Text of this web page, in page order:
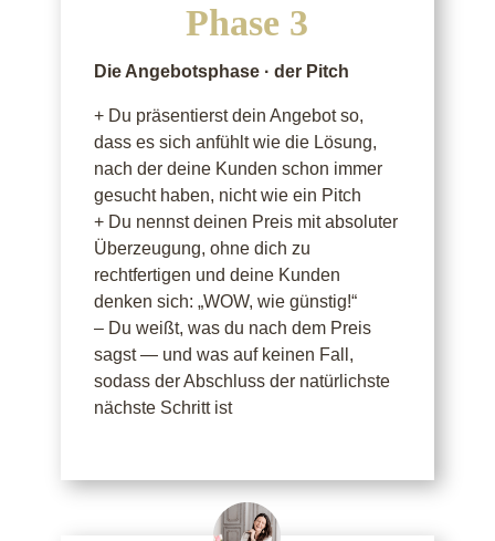
Phase 3
Die Angebotsphase · der Pitch
+ Du präsentierst dein Angebot so,
dass es sich anfühlt wie die Lösung,
nach der deine Kunden schon immer
gesucht haben, nicht wie ein Pitch
+ Du nennst deinen Preis mit absoluter
Überzeugung, ohne dich zu
rechtfertigen und deine Kunden
denken sich: „WOW, wie günstig!“
– Du weißt, was du nach dem Preis
sagst — und was auf keinen Fall,
sodass der Abschluss der natürlichste
nächste Schritt ist